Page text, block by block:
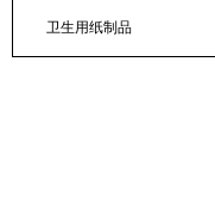
卫生用纸制品